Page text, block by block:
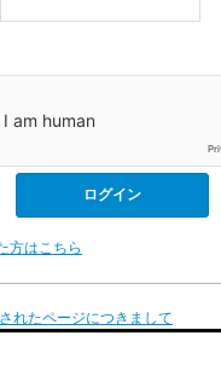
方はこちら
れたページにつきまして